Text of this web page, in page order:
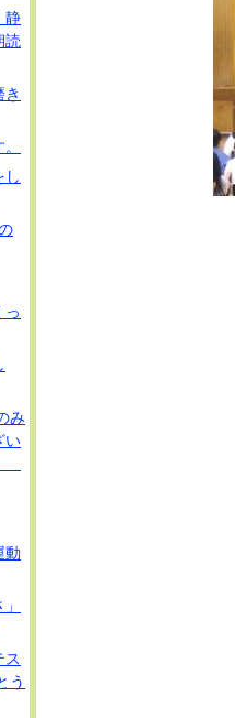
静
読
し
っ
み
い
動
ス
う